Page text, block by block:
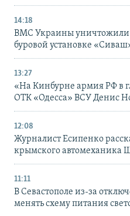
14:18
ВМС Украины уничтожили
буровой установке
13:27
«На Кинбурне армия РФ в
ОТК «Одесса» ВСУ Денис
12:08
Журналист Есипенко
крымского автомеханика
11:11
В Севастополе из-за
менять схему питания